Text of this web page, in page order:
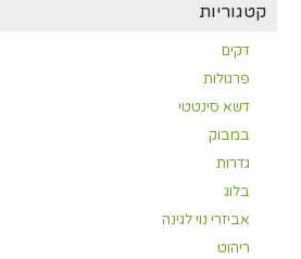
קטגוריות
דקים
פרגולות
דשא סינטטי
במבוק
גדרות
בלוג
אביזרי נוי לגינה
ריהוט